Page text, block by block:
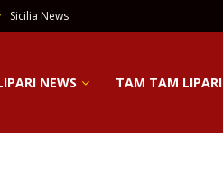
Sicilia News
NEWS TAM TAM LIPARI